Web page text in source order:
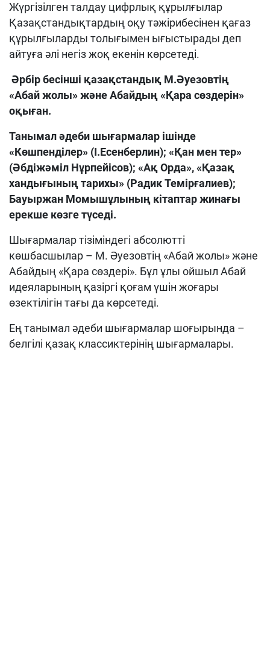
Жүргізілген талдау цифрлық құрылғылар
Қазақстандықтардың оқу тәжірибесінен қағаз
құрылғыларды толығымен ығыстырады деп
айтуға әлі негіз жоқ екенін көрсетеді.
Әрбірбесінші қазақстандық М.Әуезовтің
«Абай жолы» және Абайдың «Қара сөздерін»
оқыған.
Танымал әдеби шығармалар ішінде
«Көшпенділер» (І.Есенберлин); «Қан мен тер»
(Әбдіжәміл Нұрпейісов); «Ақ Орда», «Қазақ
хандығының тарихы» (Радик Темірғалиев);
Бауыржан Момышұлының кітаптар жинағы
ерекше көзге түседі.
Шығармалар тізіміндегі абсолютті
көшбасшылар – М. Әуезовтің «Абай жолы» және
Абайдың «Қара сөздері». Бұл ұлы ойшыл Абай
идеяларының қазіргі қоғам үшін жоғары
өзектілігін тағы да көрсетеді.
Ең танымал әдеби шығармалар шоғырында –
белгілі қазақ классиктерінің шығармалары.